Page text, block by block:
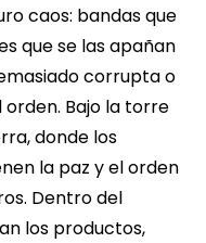
caos: bandas que
que se las apañan
corrupta o
Bajo la torre
donde los
la paz y el orden
Dentro del
los productos,